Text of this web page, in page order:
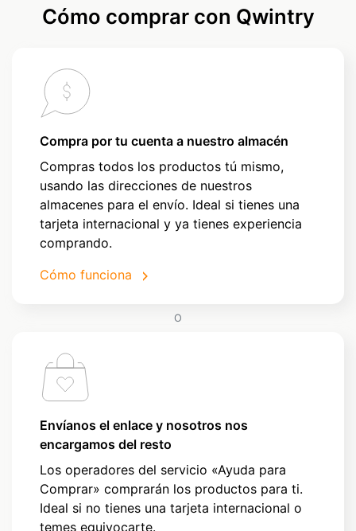
Cómo comprar con Qwintry
Compra por tu cuenta a nuestro almacén
Compras todos los productos tú mismo,
usando las direcciones de nuestros
almacenes para el envío. Ideal si tienes una
tarjeta internacional y ya tienes experiencia
comprando.
Cómo funciona
O
Envíanos el enlace y nosotros nos
encargamos del resto
Los operadores del servicio «Ayuda para
Comprar» comprarán los productos para ti.
Ideal si no tienes una tarjeta internacional o
temes equivocarte.